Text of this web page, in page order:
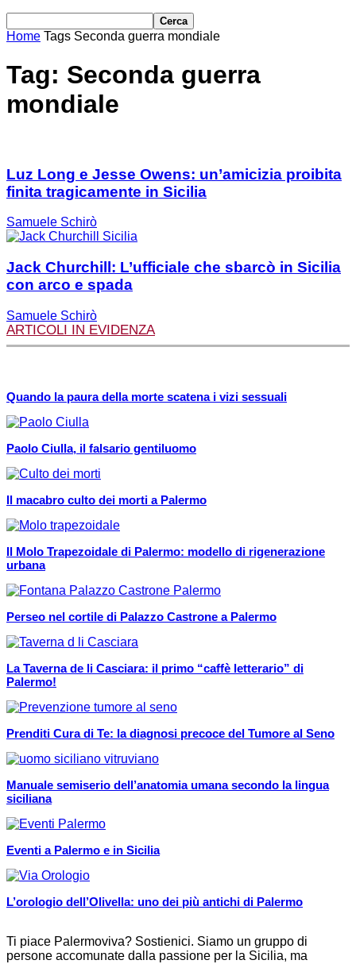
Home Tags Seconda guerra mondiale
Tag: Seconda guerra
mondiale
Luz Long e Jesse Owens: un’amicizia proibita
finita tragicamente in Sicilia
Samuele Schirò
Jack Churchill: L’ufficiale che sbarcò in Sicilia
con arco e spada
Samuele Schirò
ARTICOLI IN EVIDENZA
Quando la paura della morte scatena i vizi sessuali
Paolo Ciulla, il falsario gentiluomo
Il macabro culto dei morti a Palermo
Il Molo Trapezoidale di Palermo: modello di rigenerazione
urbana
Perseo nel cortile di Palazzo Castrone a Palermo
La Taverna de li Casciara: il primo “caffè letterario” di
Palermo!
Prenditi Cura di Te: la diagnosi precoce del Tumore al Seno
Manuale semiserio dell’anatomia umana secondo la lingua
siciliana
Eventi a Palermo e in Sicilia
L’orologio dell’Olivella: uno dei più antichi di Palermo
Ti piace Palermoviva? Sostienici. Siamo un gruppo di
persone accomunate dalla passione per la Sicilia, ma